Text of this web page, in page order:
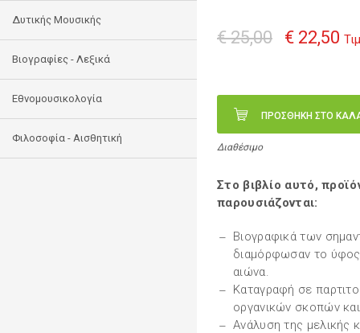
Δυτικής Μουσικής
Βιογραφίες - Λεξικά
Εθνομουσικολογία
Φιλοσοφία - Αισθητική
€ 25,00 € 22,50
ΠΡΟΣΘΗΚΗ ΣΤΟ
Διαθέσιμο
Στο βιβλίο αυτό,
παρουσιάζονται:
Βιογραφικά των
διαμόρφωσαν το ύφος
αιώνα.
Καταγραφή σε
οργανικών σκοπών
Ανάλυση της μελικής